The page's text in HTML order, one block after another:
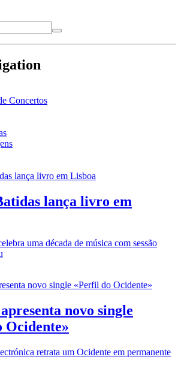
Concertos
lança livro em
uma década de música com sessão
novo single
Ocidente»
retrata um Ocidente em permanente